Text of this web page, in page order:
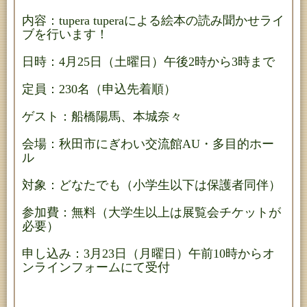
内容：tupera tuperaによる絵本の読み聞かせライ
ブを行います！
日時：4月25日（土曜日）午後2時から3時まで
定員：230名（申込先着順）
ゲスト：船橋陽馬、本城奈々
会場：秋田市にぎわい交流館AU・多目的ホー
ル
対象：どなたでも（小学生以下は保護者同伴）
参加費：無料（大学生以上は展覧会チケットが
必要）
申し込み：3月23日（月曜日）午前10時からオ
ンラインフォームにて受付